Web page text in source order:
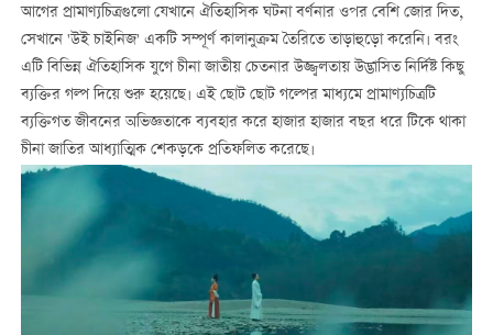
আগের প্রামাণ্যচিত্রগুলো যেখানে ঐতিহাসিক ঘটনা বর্ণনার ওপর বেশি জোর দিত,
সেখানে 'উই চাইনিজ' একটি সম্পূর্ণ কালানুক্রম তৈরিতে তাড়াহুড়ো করেনি। বরং
এটি বিভিন্ন ঐতিহাসিক যুগে চীনা জাতীয় চেতনার উজ্জ্বলতায় উদ্ভাসিত নির্দিষ্ট কিছু
ব্যক্তির গল্প দিয়ে শুরু হয়েছে। এই ছোট ছোট গল্পের মাধ্যমে প্রামাণ্যচিত্রটি
ব্যক্তিগত জীবনের অভিজ্ঞতাকে ব্যবহার করে হাজার হাজার বছর ধরে টিকে থাকা
চীনা জাতির আধ্যাত্মিক শেকড়কে প্রতিফলিত করেছে।